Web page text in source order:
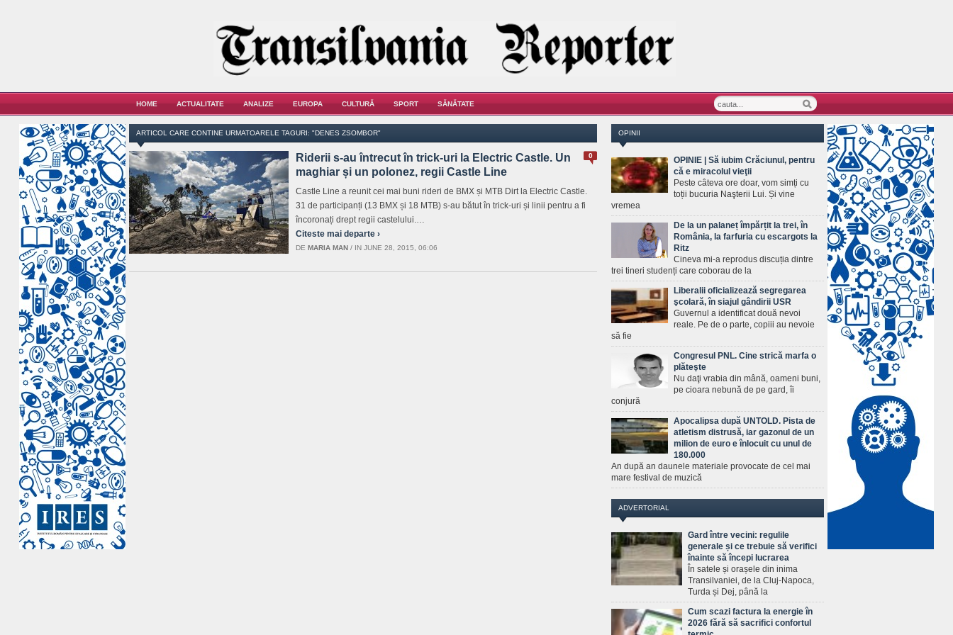
HOME ACTUALITATE ANALIZE EUROPA CULTURĂ SPORT SĂNĂTATE
ARTICOL CARE CONTINE URMATOARELE TAGURI: "DENES ZSOMBOR"
0
Riderii s-au întrecut în trick-uri la Electric Castle. Un
maghiar și un polonez, regii Castle Line
Castle Line a reunit cei mai buni rideri de BMX și MTB Dirt la Electric Castle.
31 de participanți (13 BMX și 18 MTB) s-au bătut în trick-uri și linii pentru a fi
încoronați drept regii castelului.…
Citeste mai departe ›
DE MARIA MAN / IN JUNE 28, 2015, 06:06
OPINII
OPINIE | Să iubim Crăciunul, pentru
că e miracolul vieţii
Peste câteva ore doar, vom simți cu
toții bucuria Naşterii Lui. Și vine
vremea
De la un palaneț împărțit la trei, în
România, la farfuria cu escargots la
Ritz
Cineva mi-a reprodus discuția dintre
trei tineri studenți care coborau de la
Liberalii oficializează segregarea
şcolară, în siajul gândirii USR
Guvernul a identificat două nevoi
reale. Pe de o parte, copiii au nevoie
să fie
Congresul PNL. Cine strică marfa o
plăteşte
Nu daţi vrabia din mână, oameni buni,
pe cioara nebună de pe gard, îi
conjură
Apocalipsa după UNTOLD. Pista de
atletism distrusă, iar gazonul de un
milion de euro e înlocuit cu unul de
180.000
An după an daunele materiale provocate de cel mai
mare festival de muzică
ADVERTORIAL
Gard între vecini: regulile
generale și ce trebuie să verifici
înainte să începi lucrarea
În satele și orașele din inima
Transilvaniei, de la Cluj-Napoca,
Turda și Dej, până la
Cum scazi factura la energie în
2026 fără să sacrifici confortul